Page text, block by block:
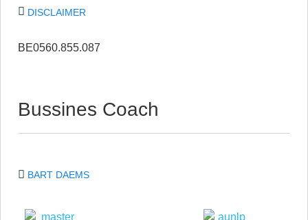
DISCLAIMER
BE0560.855.087
Bussines Coach
BART DAEMS